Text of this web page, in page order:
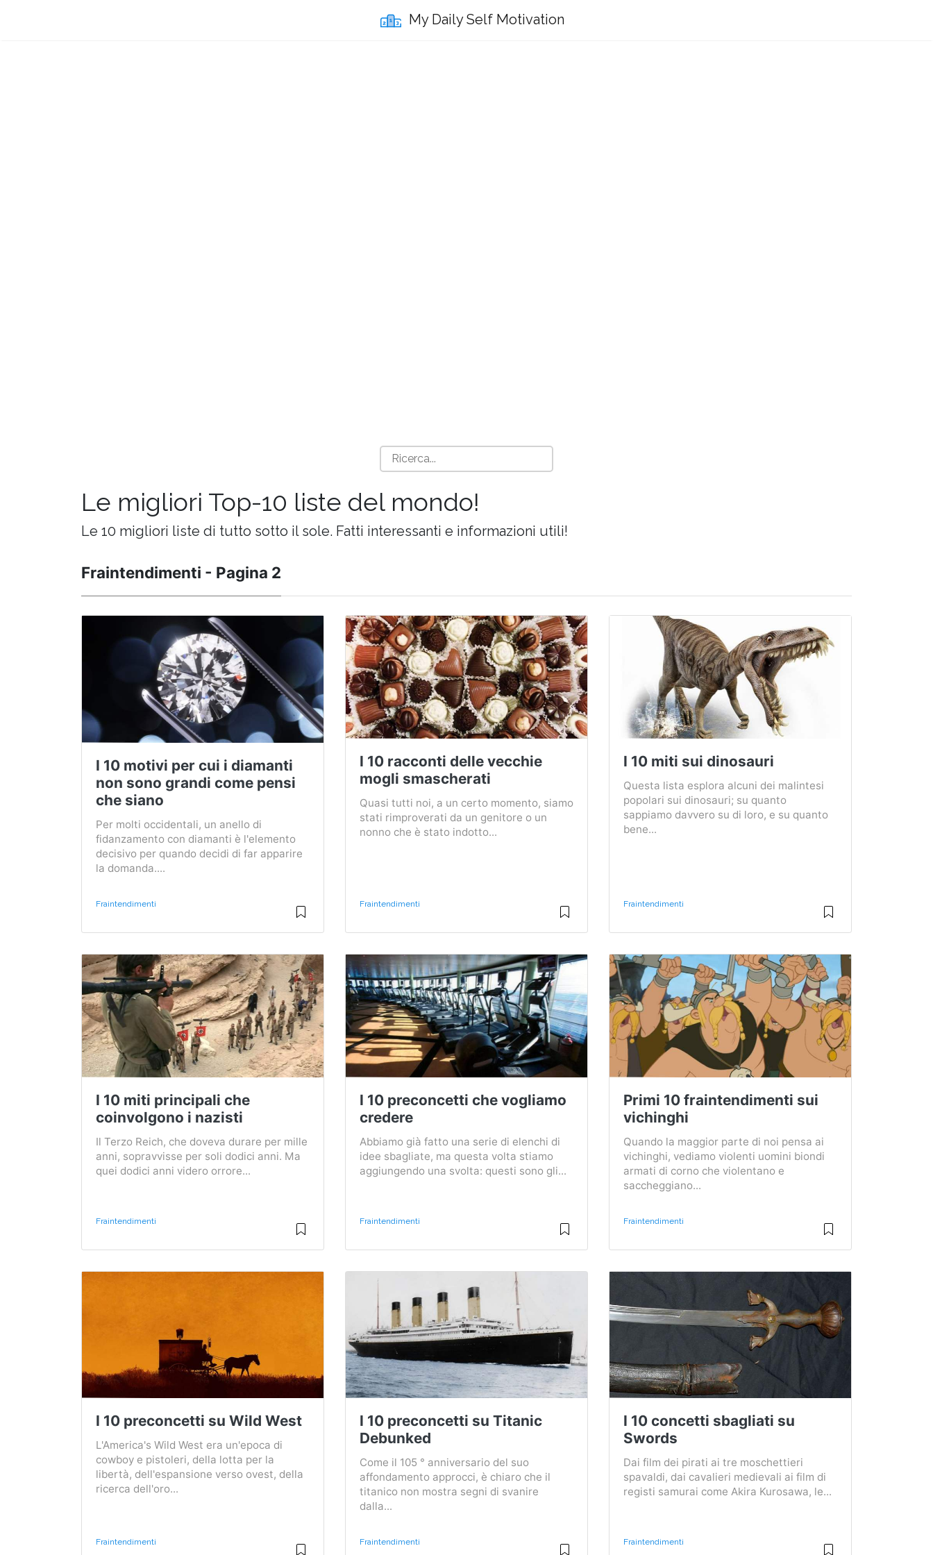
My Daily Self Motivation
Le migliori Top-10 liste del mondo!
Le 10 migliori liste di tutto sotto il sole. Fatti interessanti e informazioni utili!
Fraintendimenti - Pagina 2
I 10 motivi per cui i diamanti
non sono grandi come pensi
che siano
Per molti occidentali, un anello di
fidanzamento con diamanti è l'elemento
decisivo per quando decidi di far apparire
la domanda....
Fraintendimenti
I 10 racconti delle vecchie
mogli smascherati
Quasi tutti noi, a un certo momento, siamo
stati rimproverati da un genitore o un
nonno che è stato indotto...
Fraintendimenti
I 10 miti sui dinosauri
Questa lista esplora alcuni dei malintesi
popolari sui dinosauri; su quanto
sappiamo davvero su di loro, e su quanto
bene...
Fraintendimenti
I 10 miti principali che
coinvolgono i nazisti
Il Terzo Reich, che doveva durare per mille
anni, sopravvisse per soli dodici anni. Ma
quei dodici anni videro orrore...
Fraintendimenti
I 10 preconcetti che vogliamo
credere
Abbiamo già fatto una serie di elenchi di
idee sbagliate, ma questa volta stiamo
aggiungendo una svolta: questi sono gli...
Fraintendimenti
Primi 10 fraintendimenti sui
vichinghi
Quando la maggior parte di noi pensa ai
vichinghi, vediamo violenti uomini biondi
armati di corno che violentano e
saccheggiano...
Fraintendimenti
I 10 preconcetti su Wild West
L'America's Wild West era un'epoca di
cowboy e pistoleri, della lotta per la
libertà, dell'espansione verso ovest, della
ricerca dell'oro...
Fraintendimenti
I 10 preconcetti su Titanic
Debunked
Come il 105 ° anniversario del suo
affondamento approcci, è chiaro che il
titanico non mostra segni di svanire
dalla...
Fraintendimenti
I 10 concetti sbagliati su
Swords
Dai film dei pirati ai tre moschettieri
spavaldi, dai cavalieri medievali ai film di
registi samurai come Akira Kurosawa, le...
Fraintendimenti